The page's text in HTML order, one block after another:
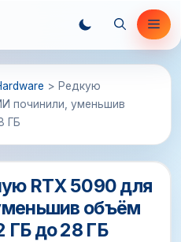
> Редкую
починили, уменьшив
ГБ
RTX 5090 для
объём
ГБ до 28 ГБ